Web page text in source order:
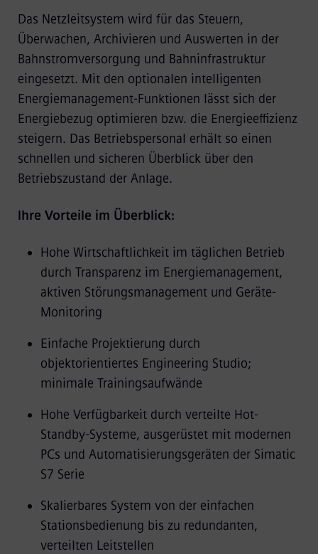
Das Netzleitsystem wird für das Steuern,
Überwachen, Archivieren und Auswerten in der
Bahnstromversorgung und Bahninfrastruktur
eingesetzt. Mit den optionalen intelligenten
Energiemanagement-Funktionen lässt sich der
Energiebezug optimieren bzw. die Energieeffizienz
steigern. Das Betriebspersonal erhält so einen
schnellen und sicheren Überblick über den
Betriebszustand der Anlage.
Ihre Vorteile im Überblick:
Hohe Wirtschaftlichkeit im täglichen Betrieb
durch Transparenz im Energiemanagement,
aktiven Störungsmanagement und Geräte-
Monitoring
Einfache Projektierung durch
objektorientiertes Engineering Studio;
minimale Trainingsaufwände
Hohe Verfügbarkeit durch verteilte Hot-
Standby-Systeme, ausgerüstet mit modernen
PCs und Automatisierungsgeräten der Simatic
S7 Serie
Skalierbares System von der einfachen
Stationsbedienung bis zu redundanten,
verteilten Leitstellen